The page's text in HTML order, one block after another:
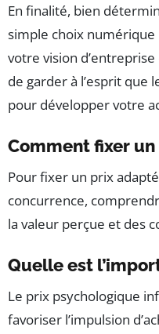
En finalité, bien
simple choix numérique
votre vision
de garder à l’esprit que
pour développer votre
Comment fixer
Pour fixer un prix
concurrence,
la valeur perçue et des
Quelle est
Le prix psychologique
favoriser l’impulsion